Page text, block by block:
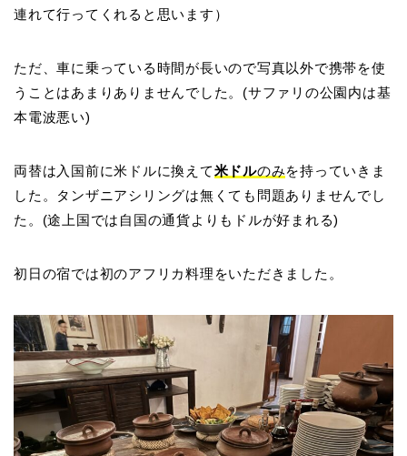
連れて行ってくれると思います）
ただ、車に乗っている時間が長いので写真以外で携帯を使
うことはあまりありませんでした。(サファリの公園内は基
本電波悪い)
両替は入国前に米ドルに換えて米ドルのみを持っていきま
した。タンザニアシリングは無くても問題ありませんでし
た。(途上国では自国の通貨よりもドルが好まれる)
初日の宿では初のアフリカ料理をいただきました。